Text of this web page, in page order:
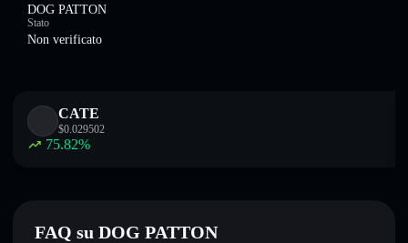
DOG PATTON
Stato
Non verificato
CATE
$0.029502
75.82%
FAQ su DOG PATTON